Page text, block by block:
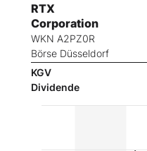
RTX
Corporation
WKN A2PZ0R
Börse Düsseldorf
KGV
Dividende